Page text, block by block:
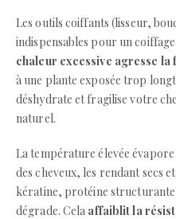
Les outils coiffants (lisseur,
indispensables pour un
chaleur excessive agresse
à une plante exposée trop
déshydrate et fragilise votre
naturel.
La température élevée évapore
des cheveux, les rendant secs
kératine, protéine structurante
dégrade. Cela affaiblit la